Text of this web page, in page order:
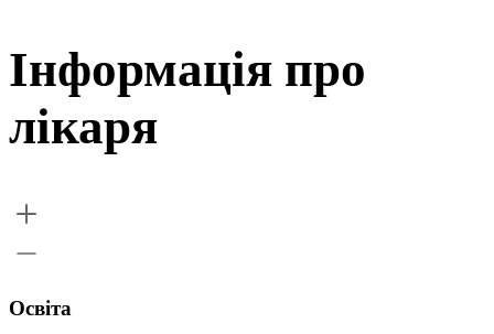
Інформація про
лікаря
Освіта